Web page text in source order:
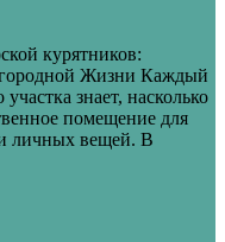
курятников:
Жизни Каждый
знает, насколько
помещение для
личных вещей. В